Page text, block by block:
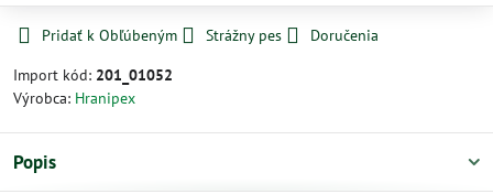
Pridať k Obľúbeným Strážny pes
Doručenia
Import kód: 201_01052
Výrobca: Hranipex
Popis